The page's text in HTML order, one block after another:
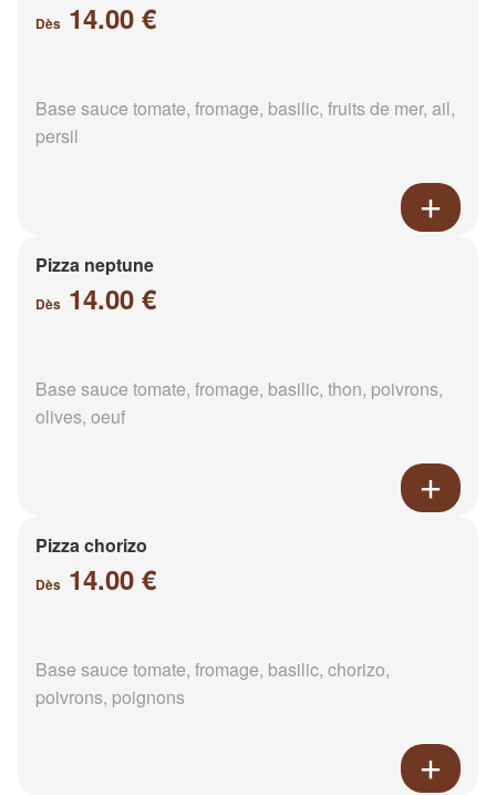
Dès 14.00 €
Base sauce tomate, fromage, basilic, fruits de mer, ail,
persil
Pizza neptune
Dès 14.00 €
Base sauce tomate, fromage, basilic, thon, poivrons,
olives, oeuf
Pizza chorizo
Dès 14.00 €
Base sauce tomate, fromage, basilic, chorizo,
poivrons, poignons